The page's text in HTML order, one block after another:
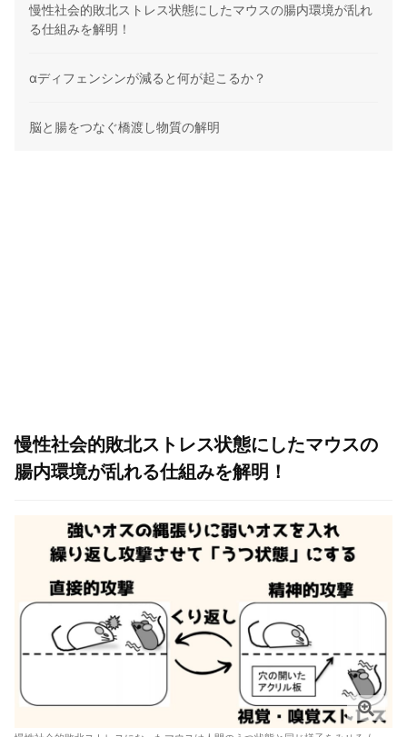
慢性社会的敗北ストレス状態にしたマウスの腸内環境が乱れ
る仕組みを解明！
αディフェンシンが減ると何が起こるか？
脳と腸をつなぐ橋渡し物質の解明
慢性社会的敗北ストレス状態にしたマウスの
腸内環境が乱れる仕組みを解明！